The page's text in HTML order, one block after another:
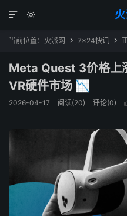


当前位置： 火派网  7×24快讯 
Meta Quest 3价格上
VR硬件市场 📉
2026-04-17 阅读(20) 评论(0)